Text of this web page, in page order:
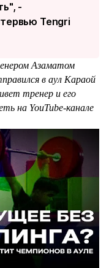
-
Tengri
Азаматом
в аул Караой
тренер и его
на YouTube-канале
видео YouTube